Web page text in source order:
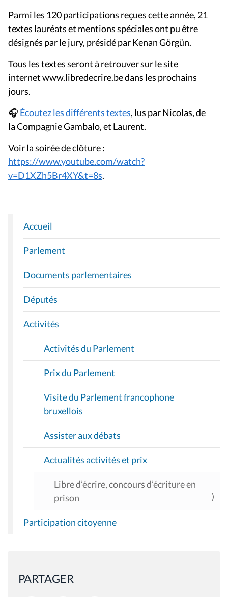
Parmi les 120 participations reçues cette année, 21
textes lauréats et mentions spéciales ont pu être
désignés par le jury, présidé par Kenan Görgün.
Tous les textes seront à retrouver sur le site
internet www.libredecrire.be dans les prochains
jours.
🎧 Écoutez les différents textes, lus par Nicolas, de
la Compagnie Gambalo, et Laurent.
Voir la soirée de clôture :
https://www.youtube.com/watch?
v=D1XZh5Br4XY&t=8s.
N
A
V
I
G
A
T
I
O
Accueil
Parlement
Documents parlementaires
Députés
Activités
Activités du Parlement
Prix du Parlement
Visite du Parlement francophone
bruxellois
Assister aux débats
Actualités activités et prix
Libre d’écrire, concours d’écriture en
prison
Participation citoyenne
PARTAGER